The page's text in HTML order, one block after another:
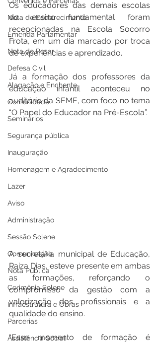
Nota de Esclarecimento
Emenda Parlamentar
Nota de Pesar
Defesa Civil
Alagação e Enchente
Comunidade
Seminários
Segurança pública
Inauguração
Homenagem e Agradecimento
Lazer
Aviso
Administração
Sessão Solene
Comunicação
Nota Pública
Cerimônia Solene
Infraestrutura e Obras
Parcerias
Assistência Social
Os educadores das demais escolas
do ensino fundamental foram
recepcionadas na Escola Socorro
Frota, em um dia marcado por troca
de experiências e aprendizado.
Já a formação dos professores da
educação infantil aconteceu no
auditório da SEME, com foco no tema
“O Papel do Educador na Pré-Escola”.
A secretária municipal de Educação,
Raiza Dias, esteve presente em ambas
as formações, reforçando o
compromisso da gestão com a
valorização dos profissionais e a
qualidade do ensino.
“Esse momento de formação é